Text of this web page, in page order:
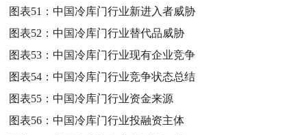
图表51：中国冷库门行业新进入者威胁
图表52：中国冷库门行业替代品威胁
图表53：中国冷库门行业现有企业竞争
图表54：中国冷库门行业竞争状态总结
图表55：中国冷库门行业资金来源
图表56：中国冷库门行业投融资主体